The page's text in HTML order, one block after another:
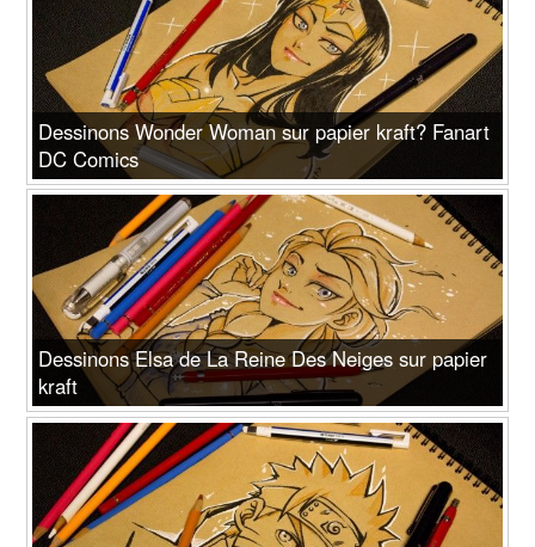
Dessinons Wonder Woman sur papier kraft? Fanart
DC Comics
Dessinons Elsa de La Reine Des Neiges sur papier
kraft